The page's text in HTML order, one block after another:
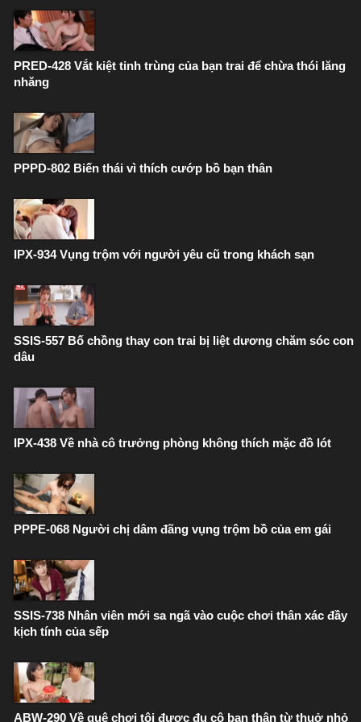
PRED-428 Vắt kiệt tinh trùng của bạn trai để chừa thói lăng
nhăng
PPPD-802 Biến thái vì thích cướp bồ bạn thân
IPX-934 Vụng trộm với người yêu cũ trong khách sạn
SSIS-557 Bố chồng thay con trai bị liệt dương chăm sóc con
dâu
IPX-438 Về nhà cô trưởng phòng không thích mặc đồ lót
PPPE-068 Người chị dâm đãng vụng trộm bồ của em gái
SSIS-738 Nhân viên mới sa ngã vào cuộc chơi thân xác đầy
kịch tính của sếp
ABW-290 Về quê chơi tôi được đụ cô bạn thân từ thuở nhỏ